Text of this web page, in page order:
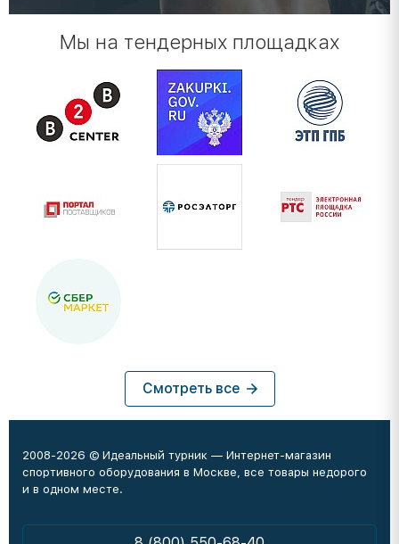
Мы на тендерных площадках
Смотреть все
2008-2026 © Идеальный турник — Интернет-магазин
спортивного оборудования в Москве, все товары недорого
и в одном месте.